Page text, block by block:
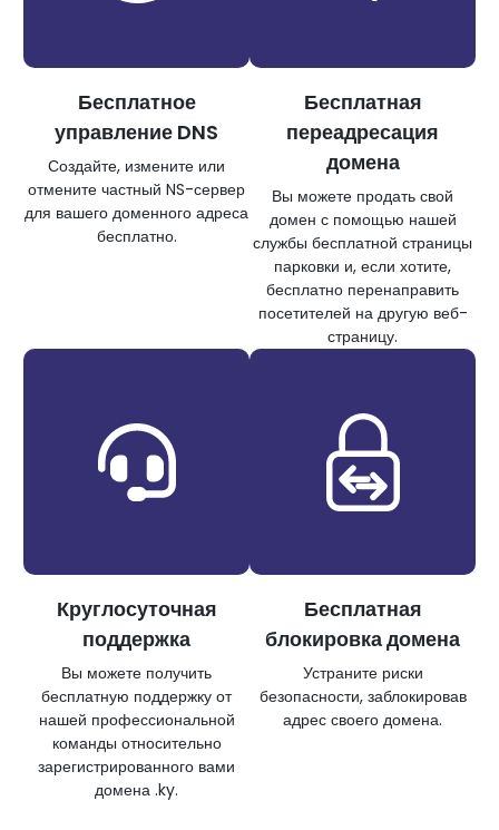
Бесплатное
управление DNS
Создайте, измените или
отмените частный NS-сервер
для вашего доменного адреса
бесплатно.
Бесплатная
переадресация
домена
Вы можете продать свой
домен с помощью нашей
службы бесплатной страницы
парковки и, если хотите,
бесплатно перенаправить
посетителей на другую веб-
страницу.
Круглосуточная
поддержка
Вы можете получить
бесплатную поддержку от
нашей профессиональной
команды относительно
зарегистрированного вами
домена .ky.
Бесплатная
блокировка домена
Устраните риски
безопасности, заблокировав
адрес своего домена.